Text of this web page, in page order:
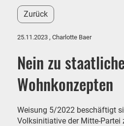
Zurück
25.11.2023 , Charlotte Baer
Nein zu
Wohnkonzepten
Weisung 5/2022 beschäftigt
Volksinitiative der Mitte-Partei